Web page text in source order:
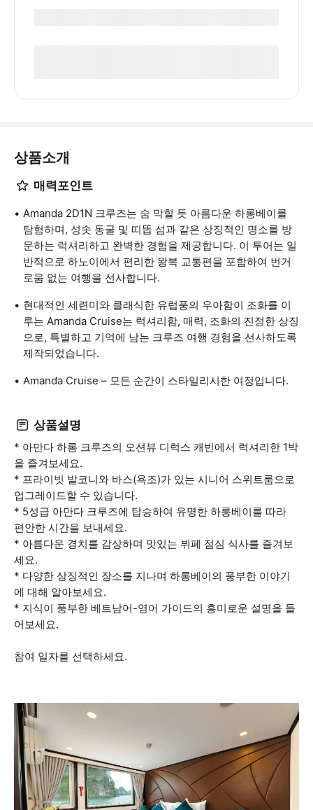
상품소개
매력포인트
Amanda 2D1N 크루즈는 숨 막힐 듯 아름다운 하롱베이를
탐험하며, 성솟 동굴 및 띠똡 섬과 같은 상징적인 명소를 방
문하는 럭셔리하고 완벽한 경험을 제공합니다. 이 투어는 일
반적으로 하노이에서 편리한 왕복 교통편을 포함하여 번거
로움 없는 여행을 선사합니다.
현대적인 세련미와 클래식한 유럽풍의 우아함이 조화를 이
루는 Amanda Cruise는 럭셔리함, 매력, 조화의 진정한 상징
으로, 특별하고 기억에 남는 크루즈 여행 경험을 선사하도록
제작되었습니다.
Amanda Cruise – 모든 순간이 스타일리시한 여정입니다.
상품설명
* 아만다 하롱 크루즈의 오션뷰 디럭스 캐빈에서 럭셔리한 1박
을 즐겨보세요.
* 프라이빗 발코니와 바스(욕조)가 있는 시니어 스위트룸으로
업그레이드할 수 있습니다.
* 5성급 아만다 크루즈에 탑승하여 유명한 하롱베이를 따라
편안한 시간을 보내세요.
* 아름다운 경치를 감상하며 맛있는 뷔페 점심 식사를 즐겨보
세요.
* 다양한 상징적인 장소를 지나며 하롱베이의 풍부한 이야기
에 대해 알아보세요.
* 지식이 풍부한 베트남어-영어 가이드의 흥미로운 설명을 들
어보세요.
참여 일자를 선택하세요.